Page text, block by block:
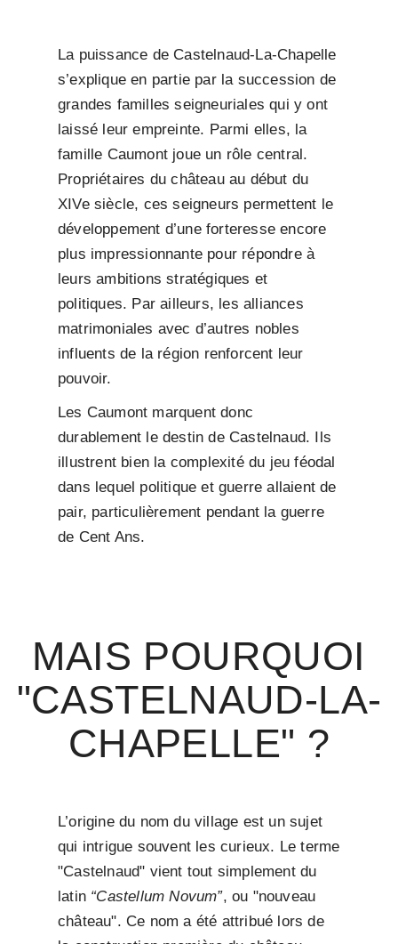
La puissance de Castelnaud-La-Chapelle
s’explique en partie par la succession de
grandes familles seigneuriales qui y ont
laissé leur empreinte. Parmi elles, la
famille Caumont joue un rôle central.
Propriétaires du château au début du
XIVe siècle, ces seigneurs permettent le
développement d’une forteresse encore
plus impressionnante pour répondre à
leurs ambitions stratégiques et
politiques. Par ailleurs, les alliances
matrimoniales avec d’autres nobles
influents de la région renforcent leur
pouvoir.
Les Caumont marquent donc
durablement le destin de Castelnaud. Ils
illustrent bien la complexité du jeu féodal
dans lequel politique et guerre allaient de
pair, particulièrement pendant la guerre
de Cent Ans.
MAIS POURQUOI
"CASTELNAUD-LA-
CHAPELLE" ?
L’origine du nom du village est un sujet
qui intrigue souvent les curieux. Le terme
"Castelnaud" vient tout simplement du
latin “Castellum Novum”, ou "nouveau
château". Ce nom a été attribué lors de